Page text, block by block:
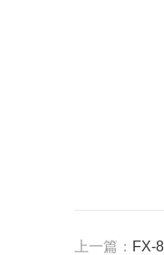
上一篇： FX-